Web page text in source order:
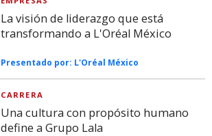
La visión de liderazgo que está
transformando a L'Oréal México
Presentado por: L'Oréal México
CARRERA
Una cultura con propósito humano
define a Grupo Lala